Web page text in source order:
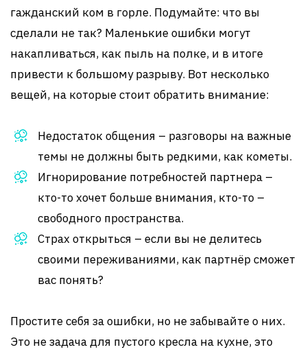
гажданский ком в горле. Подумайте: что вы
сделали не так? Маленькие ошибки могут
накапливаться, как пыль на полке, и в итоге
привести к большому разрыву. Вот несколько
вещей, на которые стоит обратить внимание:
Недостаток общения – разговоры на важные
темы не должны быть редкими, как кометы.
Игнорирование потребностей партнера –
кто-то хочет больше внимания, кто-то –
свободного пространства.
Страх открыться – если вы не делитесь
своими переживаниями, как партнёр сможет
вас понять?
Простите себя за ошибки, но не забывайте о них.
Это не задача для пустого кресла на кухне, это